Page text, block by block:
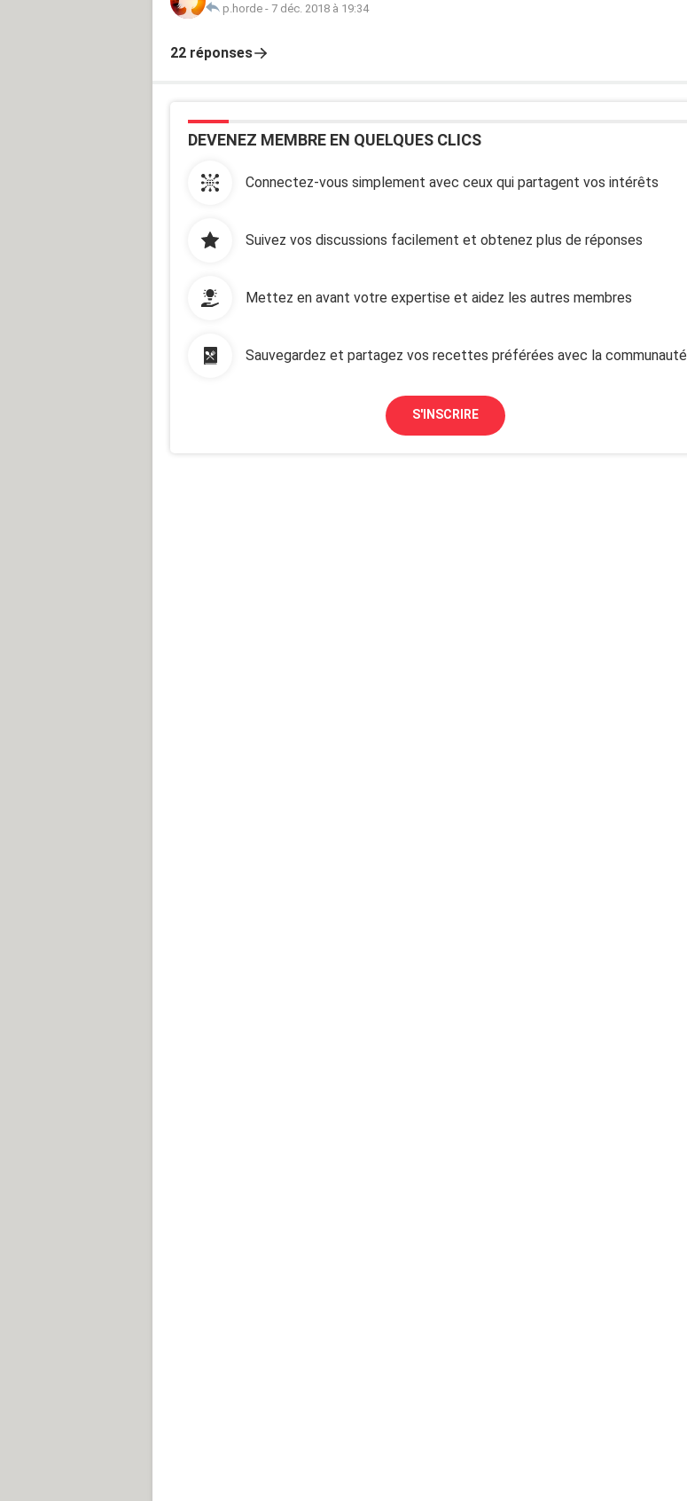
p.horde - 7 déc. 2018 à 19:34
22 réponses
DEVENEZ MEMBRE EN QUELQUES CLICS
Connectez-vous simplement avec ceux qui partagent vos intérêts
Suivez vos discussions facilement et obtenez plus de réponses
Mettez en avant votre expertise et aidez les autres membres
Sauvegardez et partagez vos recettes préférées avec la communauté
S'INSCRIRE